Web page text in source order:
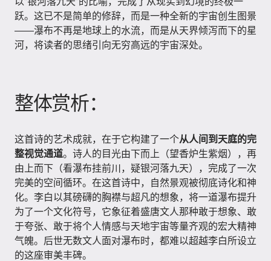
跃。这已不是简单的修辞，而是一种全新的宇宙创生图景
——瀑布不再是地球上的水流，而是从天界倾泻而下的星
河，将读者的思绪引向无穷高远的宇宙深处。
整体赏析：
这首诗的艺术成就，在于它构建了一个从人间到天庭的完
整视觉通道。诗人的目光由下而上（望香炉生紫烟），再
由上而下（看瀑布挂前川，疑银河落九天），完成了一次
完美的空间循环。在这首诗中，自然景观被彻底诗化和神
化。李白以其磅礴的胸襟与超凡的想象，将一道瀑布提升
为了一个文化符号，它象征着盛唐文人那种敢于想象、敢
于夸张、敢于将个人情感与天地宇宙等量齐观的宏大精神
气魄。后世无数文人面对瀑布时，都难以超越李白所设立
的这座审美丰碑。